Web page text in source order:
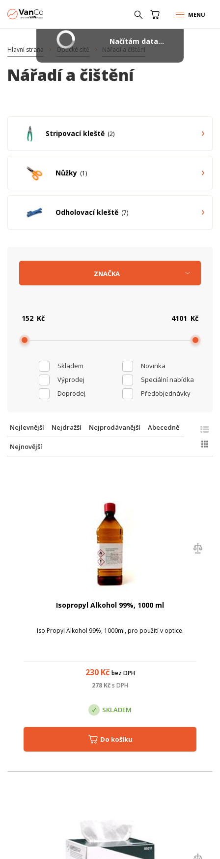
MENU
Hlavní strana Optické sítě Nářadí a čištění
Nářadí a čištění
Stripovací kleště 2
Nůžky 1
Odholovací kleště 7
Skladem
Novinka
Výprodej
Speciální nabídka
Doprodej
Předobjednávky
Kč Kč
ZNAČKA
Nejlevnější Nejdražší Nejprodávanější Abecedně
Nejnovější
Isopropyl Alkohol 99%, 1000 ml
Iso Propyl Alkohol 99%, 1000ml, pro použití v optice.
230Kč bez DPH
278 Kčs DPH
SKLADEM
Do košíku
Načítám data...